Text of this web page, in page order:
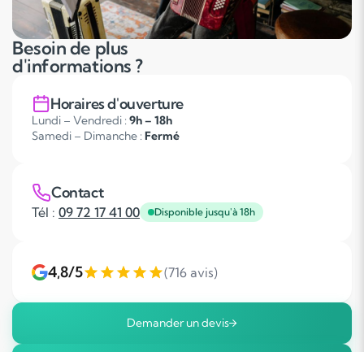
Besoin de plus
d'informations ?
Horaires d'ouverture
Lundi – Vendredi : 9h – 18h
Samedi – Dimanche : Fermé
Contact
Tél : 09 72 17 41 00 Disponible jusqu'à 18h
4,8/5 (716 avis)
Demander un devis